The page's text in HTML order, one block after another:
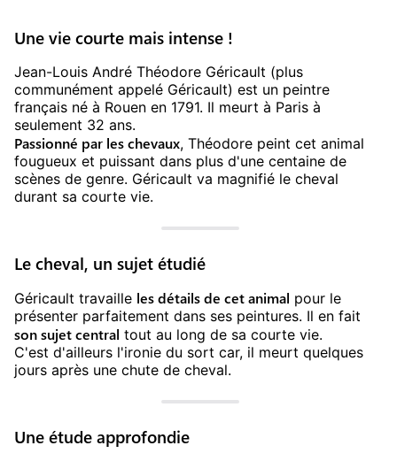
Une vie courte mais intense !
Jean-Louis André Théodore Géricault (plus
communément appelé Géricault) est un peintre
français né à Rouen en 1791. Il meurt à Paris à
seulement 32 ans.
Passionné par les chevaux, Théodore peint cet animal
fougueux et puissant dans plus d'une centaine de
scènes de genre. Géricault va magnifié le cheval
durant sa courte vie.
Le cheval, un sujet étudié
Géricault travaille les détails de cet animal pour le
présenter parfaitement dans ses peintures. Il en fait
son sujet central tout au long de sa courte vie.
C'est d'ailleurs l'ironie du sort car, il meurt quelques
jours après une chute de cheval.
Une étude approfondie